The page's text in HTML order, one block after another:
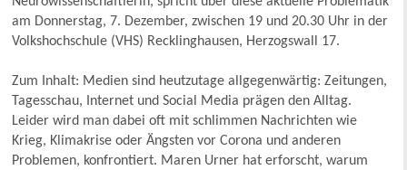
am Donnerstag, 7. Dezember, zwischen 19 und 20.30 Uhr in der
Volkshochschule (VHS) Recklinghausen, Herzogswall 17.
Zum Inhalt: Medien sind heutzutage allgegenwärtig: Zeitungen,
Tagesschau, Internet und Social Media prägen den Alltag.
Leider wird man dabei oft mit schlimmen Nachrichten wie
Krieg, Klimakrise oder Ängsten vor Corona und anderen
Problemen, konfrontiert. Maren Urner hat erforscht, warum